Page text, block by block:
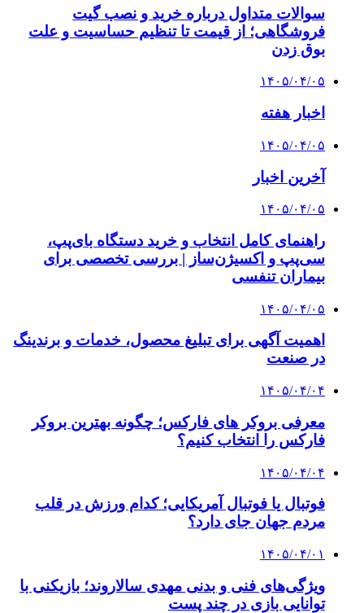
سوالات متداول درباره خرید و نصب گیت
فروشگاهی؛ از قیمت تا تنظیم حساسیت و علت
بوق زدن
۱۴۰۵/۰۴/۰۵
اخبار هفته
۱۴۰۵/۰۴/۰۵
آخرین اخبار
۱۴۰۵/۰۴/۰۵
راهنمای کامل انتخاب و خرید دستگاه بای‌پپ،
سی‌پپ و اکسیژن‌ساز | بررسی تخصصی برای
بیماران تنفسی
۱۴۰۵/۰۴/۰۵
اهمیت آگهی برای تبلیغ محصول، خدمات و برندینگ
در صنعت
۱۴۰۵/۰۴/۰۴
معرفی بروکر های فارکس؛ چگونه بهترین بروکر
فارکس را انتخاب کنیم؟
۱۴۰۵/۰۴/۰۴
فوتبال یا فوتبال آمریکایی؛ کدام ورزش در قلب
مردم جهان جای دارد؟
۱۴۰۵/۰۴/۰۱
ویژگی‌های فنی و بدنی مهدی سالاروند؛ بازیکنی با
توانایی بازی در چند پست